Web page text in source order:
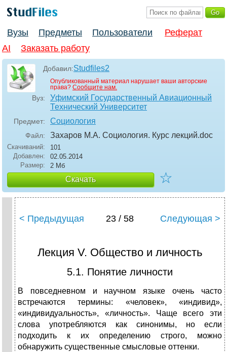
Вузы Предметы Пользователи
Реферат
AI
Заказать работу
Добавил:Studfiles2
Опубликованный материал нарушает ваши авторские
права? Сообщите нам.
Вуз:
Уфимский Государственный Авиационный
Технический Университет
Предмет: Социология
Файл: Захаров М.А. Социология. Курс лекций.doc
Скачиваний:
101
Добавлен:
02.05.2014
Размер:
2 Мб
Скачать ☆
< Предыдущая 23 / 58 Следующая >
Лекция V. Общество и личность
5.1. Понятие личности
В повседневном и научном языке очень часто
встречаются термины: «человек», «индивид»,
«индивидуальность», «личность». Чаще всего эти
слова употребляются как синонимы, но если
подходить к их определению строго, можно
обнаружить существенные смысловые оттенки.